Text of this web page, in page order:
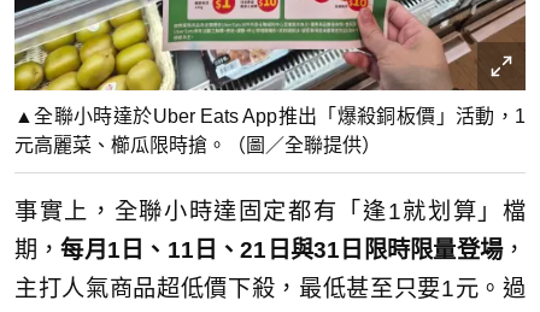
▲全聯小時達於Uber Eats App推出「爆殺銅板價」活動，1
元高麗菜、櫛瓜限時搶。（圖／全聯提供）
事實上，全聯小時達固定都有「逢1就划算」檔
期，每月1日、11日、21日與31日限時限量登場，
主打人氣商品超低價下殺，最低甚至只要1元。過